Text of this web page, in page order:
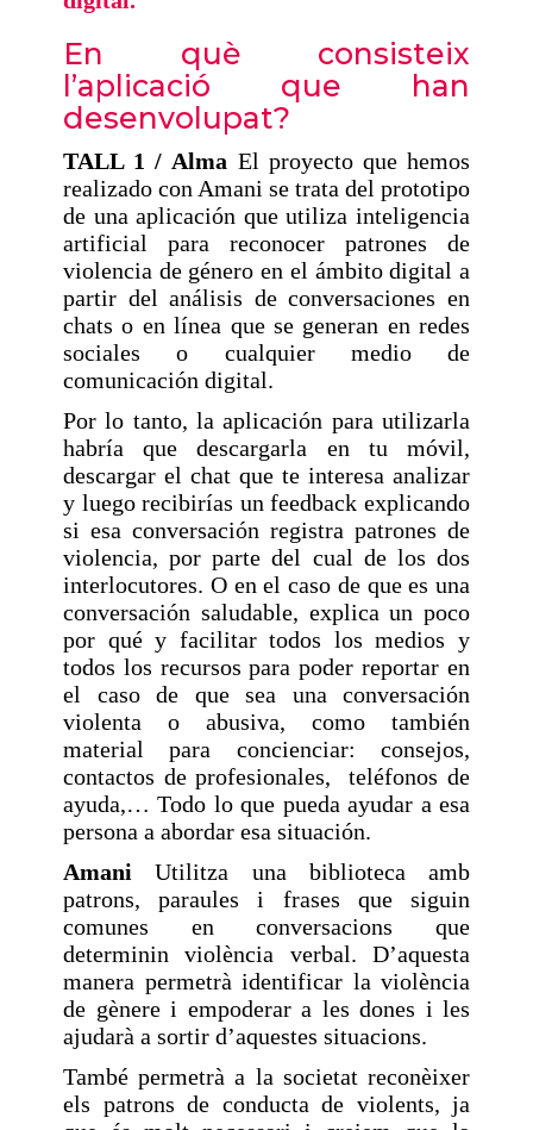
En què consisteix
l’aplicació que han
desenvolupat?
TALL 1 / Alma El proyecto que hemos
realizado con Amani se trata del prototipo
de una aplicación que utiliza inteligencia
artificial para reconocer patrones de
violencia de género en el ámbito digital a
partir del análisis de conversaciones en
chats o en línea que se generan en redes
sociales o cualquier medio de
comunicación digital.
Por lo tanto, la aplicación para utilizarla
habría que descargarla en tu móvil,
descargar el chat que te interesa analizar
y luego recibirías un feedback explicando
si esa conversación registra patrones de
violencia, por parte del cual de los dos
interlocutores. O en el caso de que es una
conversación saludable, explica un poco
por qué y facilitar todos los medios y
todos los recursos para poder reportar en
el caso de que sea una conversación
violenta o abusiva, como también
material para concienciar: consejos,
contactos de profesionales, teléfonos de
ayuda,… Todo lo que pueda ayudar a esa
persona a abordar esa situación.
AmaniUtilitza una biblioteca amb
patrons, paraules i frases que siguin
comunes en conversacions que
determinin violència verbal. D’aquesta
manera permetrà identificar la violència
de gènere i empoderar a les dones i les
ajudarà a sortir d’aquestes situacions.
També permetrà a la societat reconèixer
els patrons de conducta de violents, ja